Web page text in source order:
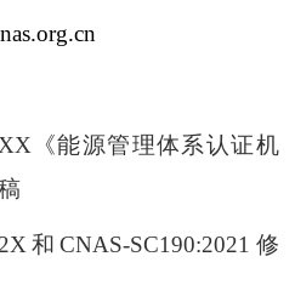
《能源管理体系认证机
和CNAS-SC190:2021修